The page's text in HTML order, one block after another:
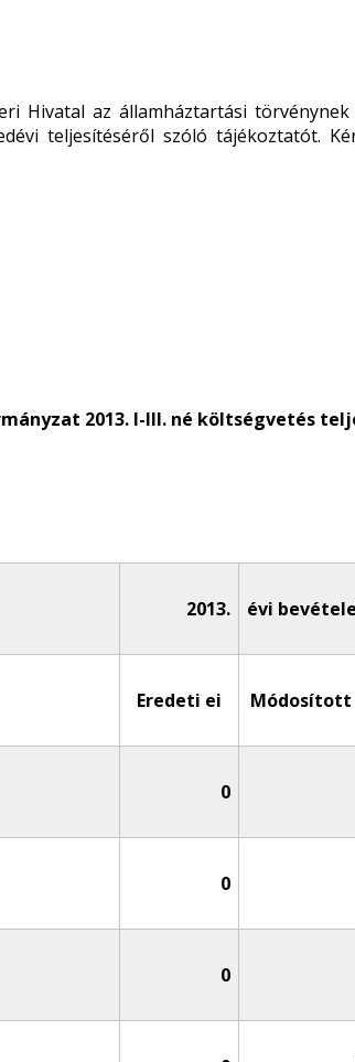
Hivatal az államháztartási
teljesítéséről szóló tájékoztatót.
2013. I-III. né költségvetés
2013. évi
Eredeti ei Módosított
0
0
0